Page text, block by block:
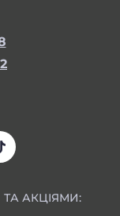
АКЦІЯМИ: